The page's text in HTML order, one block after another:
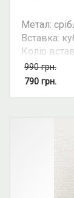
Метал:
Вставка:
Колір
Вид: з 1
990грн.
790 грн.